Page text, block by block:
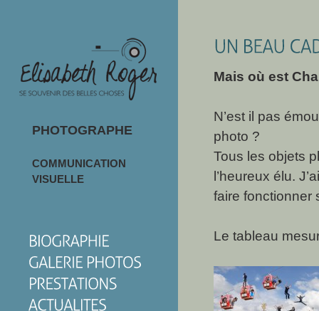
PHOTOGRAPHE
COMMUNICATION
VISUELLE
Mais où est
N’est il pas
photo ?
Tous les objets
l’heureux élu.
faire fonctionner
Le tableau